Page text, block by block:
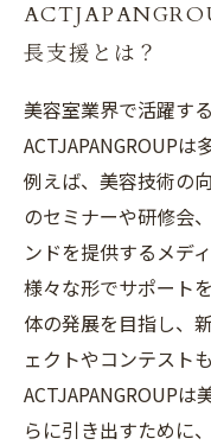
長支援とは？
美容室業界で活躍す
ACTJAPANGROUPは
例えば、美容技術の
のセミナーや研修会
ンドを提供するメデ
様々な形でサポート
体の発展を目指し、
ェクトやコンテスト
ACTJAPANGROUP
らに引き出すために